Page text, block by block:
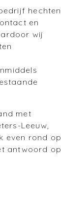
hechten
en
wij
met
Leeuw,
even rond op
antwoord op